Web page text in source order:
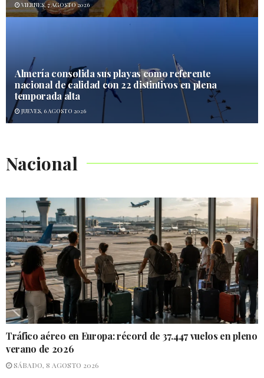
VIERNES, 7 AGOSTO 2026
Almería consolida sus playas como referente
nacional de calidad con 22 distintivos en plena
temporada alta
JUEVES, 6 AGOSTO 2026
Nacional
Tráfico aéreo en Europa: récord de 37.447 vuelos en pleno
verano de 2026
SÁBADO, 8 AGOSTO 2026